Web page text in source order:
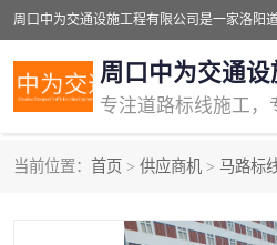
周口中为交通
当前位置： 首页 > 供应商机 > 马路标